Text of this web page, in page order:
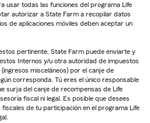
usar todas las funciones del programa Life
autorizar a State Farm a recopilar datos
de aplicaciones móviles deben aceptar un
pertinente, State Farm puede enviarte y
Internos y/u otra autoridad de impuestos
misceláneos) por el canje de
corresponda. Tú eres el único responsable
surja del canje de recompensas de Life
fiscal ni legal. Es posible que desees
de tu participación en el programa Life